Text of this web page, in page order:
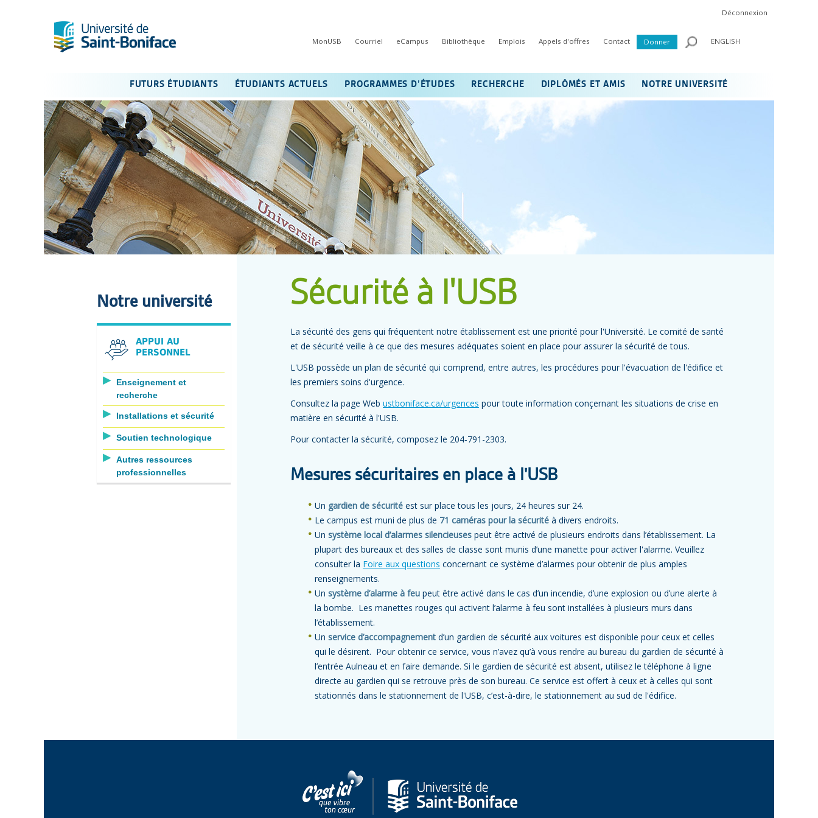
Déconnexion
MonUSB Courriel eCampus Bibliothèque Emplois Appels d'offres Contact Donner ENGLISH
FUTURS ÉTUDIANTS ÉTUDIANTS ACTUELS PROGRAMMES D’ÉTUDES RECHERCHE DIPLÔMÉS ET AMIS NOTRE UNIVERSITÉ
Sécurité à l'USB
La sécurité des gens qui fréquentent notre établissement est une priorité pour l'Université. Le comité de santé
et de sécurité veille à ce que des mesures adéquates soient en place pour assurer la sécurité de tous.
L'USB possède un plan de sécurité qui comprend, entre autres, les procédures pour l'évacuation de l'édifice et
les premiers soins d'urgence.
Consultez la page Web ustboniface.ca/urgences pour toute information conçernant les situations de crise en
matière en sécurité à l'USB.
Pour contacter la sécurité, composez le 204-791-2303.
Mesures sécuritaires en place à l'USB
Un gardien de sécurité est sur place tous les jours, 24 heures sur 24.
Le campus est muni de plus de 71 caméras pour la sécurité à divers endroits.
Un système local d’alarmes silencieuses peut être activé de plusieurs endroits dans l’établissement. La
plupart des bureaux et des salles de classe sont munis d’une manette pour activer l'alarme. Veuillez
consulter la Foire aux questions concernant ce système d’alarmes pour obtenir de plus amples
renseignements.
Un système d’alarme à feu peut être activé dans le cas d’un incendie, d’une explosion ou d’une alerte à
la bombe. Les manettes rouges qui activent l’alarme à feu sont installées à plusieurs murs dans
l’établissement.
Un service d’accompagnement d’un gardien de sécurité aux voitures est disponible pour ceux et celles
qui le désirent. Pour obtenir ce service, vous n’avez qu’à vous rendre au bureau du gardien de sécurité à
l’entrée Aulneau et en faire demande. Si le gardien de sécurité est absent, utilisez le téléphone à ligne
directe au gardien qui se retrouve près de son bureau. Ce service est offert à ceux et à celles qui sont
stationnés dans le stationnement de l'USB, c’est-à-dire, le stationnement au sud de l'édifice.
Notre université
APPUI AU
PERSONNEL
Enseignement et
recherche
Installations et sécurité
Soutien technologique
Autres ressources
professionnelles